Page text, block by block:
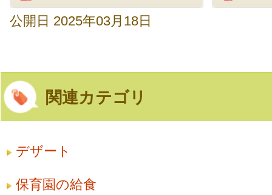
公開日 2025年03月18日
関連カテゴリ
デザート
保育園の給食